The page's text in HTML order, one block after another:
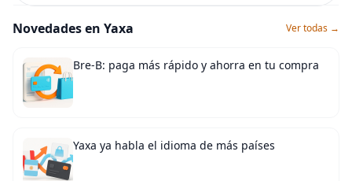
Novedades en Yaxa Ver todas →
Bre-B: paga más rápido y ahorra en tu compra
Yaxa ya habla el idioma de más países